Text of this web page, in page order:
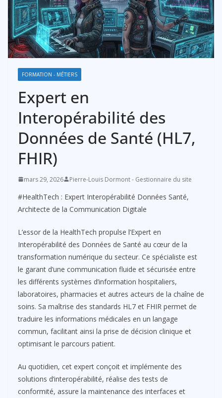
FORMATION - MÉTIERS
Expert en
Interopérabilité des
Données de Santé (HL7,
FHIR)
mars 29, 2026 Pierre-Louis Dormont - Gestionnaire du site
#HealthTech : Expert Interopérabilité Données Santé,
Architecte de la Communication Digitale
L’essor de la HealthTech propulse l’Expert en
Interopérabilité des Données de Santé au cœur de la
transformation numérique du secteur. Ce spécialiste est
le garant d’une communication fluide et sécurisée entre
les différents systèmes d’information hospitaliers,
laboratoires, pharmacies et autres acteurs de la chaîne de
soins. Sa maîtrise des standards HL7 et FHIR permet de
traduire les informations médicales en un langage
commun, facilitant ainsi la prise de décision clinique et
optimisant le parcours patient.
Au quotidien, cet expert conçoit et implémente des
solutions d’interopérabilité, réalise des tests de
conformité, assure la maintenance des interfaces et